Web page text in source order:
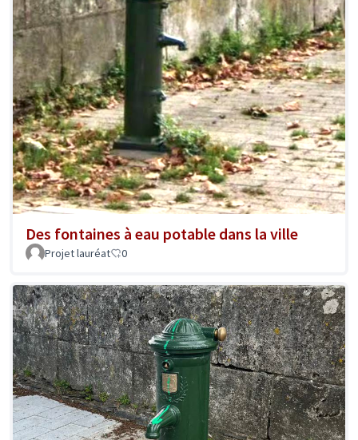
Des fontaines à eau potable dans la ville
Projet lauréat 0